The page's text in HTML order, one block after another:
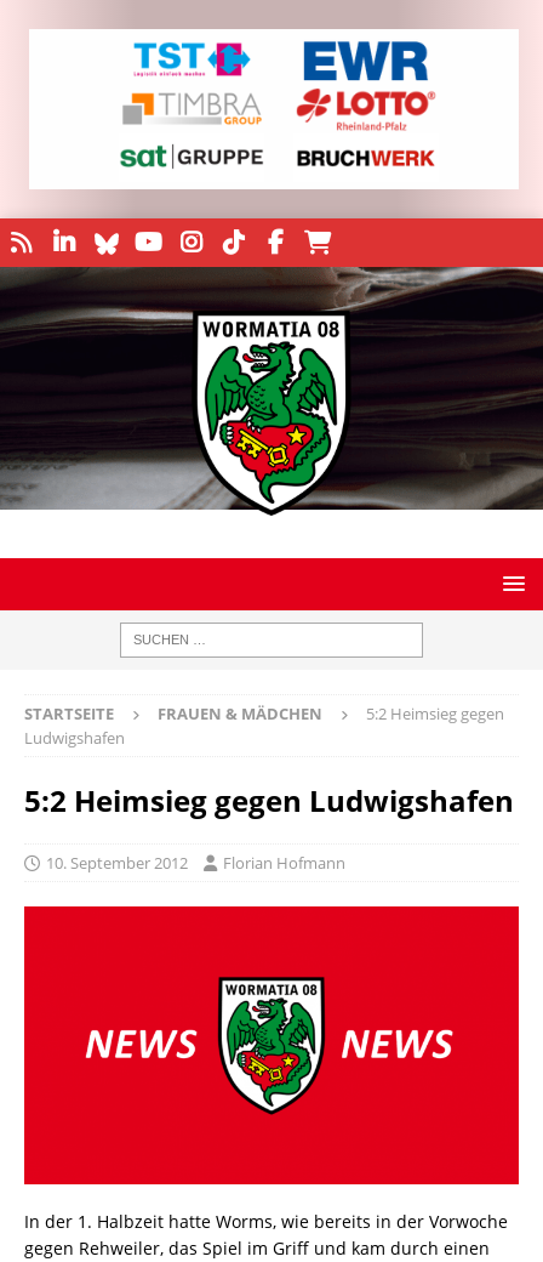
STARTSEITE FRAUEN & MÄDCHEN
5:2 Heimsieg gegen
Ludwigshafen
5:2 Heimsieg gegen Ludwigshafen
10. September 2012 Florian Hofmann
In der 1. Halbzeit hatte Worms, wie bereits in der Vorwoche
gegen Rehweiler, das Spiel im Griff und kam durch einen